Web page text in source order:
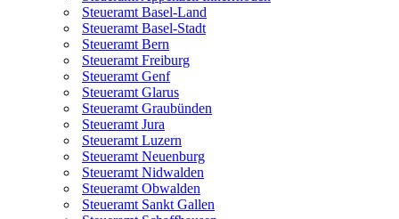
Steueramt Basel-Land
Steueramt Basel-Stadt
Steueramt Bern
Steueramt Freiburg
Steueramt Genf
Steueramt Glarus
Steueramt Graubünden
Steueramt Jura
Steueramt Luzern
Steueramt Neuenburg
Steueramt Nidwalden
Steueramt Obwalden
Steueramt Sankt Gallen